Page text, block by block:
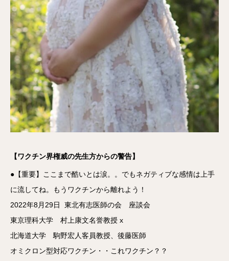
【ワクチン界権威の先生方からの警告】
●【重要】ここまで酷いとは涙。。でもネガティブな感情は上手
に流してね。もうワクチンから離れよう！
2022年8月29日 東北有志医師の会 座談会
東京理科大学 村上康文名誉教授 x
北海道大学 駒野宏人客員教授、後藤医師
オミクロン型対応ワクチン・・これワクチン？？